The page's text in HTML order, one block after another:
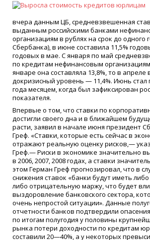
вчера данным ЦБ, средневзвешенная
выданным российскими банками
организациям в рублях на срок до одного
Сбербанка), в июне составила 11,5%
годовых в мае. С января по май
по кредитам нефинансовым
январе она составляла 13,8%, то в
докризисный уровень — 11,4%. Июнь стал
года месяцем, когда был зафиксирован
показателя.
Впервые о том, что ставки по
достигли своего дна и в ближайшем
расти, заявил в начале июня президент
Греф. «Ставки, которые есть сейчас в
отражают реальную оценку рисков,—
Греф.— Риски в экономике значительно
в 2006, 2007, 2008 годах, а ставки
этом Герман Греф прогнозировал, что в
снижения ставок «банки будут иметь
либо отрицательную маржу, что будет
выздоровление банковского сектора,
очень непростой ситуации». Данные
отчетности банков подтвердили
по итогам полугодия у половины
рынка потери доходности по кредитам
составили 20—40%, а у некоторых